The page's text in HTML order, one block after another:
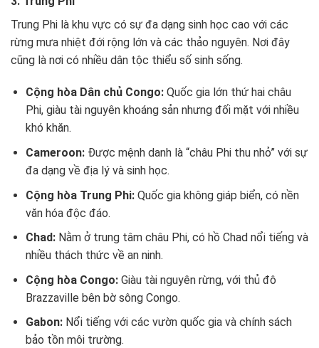
Trung Phi là khu vực có sự đa dạng sinh học cao với các
rừng mưa nhiệt đới rộng lớn và các thảo nguyên. Nơi đây
cũng là nơi có nhiều dân tộc thiểu số sinh sống.
Cộng hòa Dân chủ Congo:Quốc gia lớn thứ hai châu
Phi, giàu tài nguyên khoáng sản nhưng đối mặt với nhiều
khó khăn.
Cameroon:Được mệnh danh là “châu Phi thu nhỏ” với sự
đa dạng về địa lý và sinh học.
Cộng hòa Trung Phi:Quốc gia không giáp biển, có nền
văn hóa độc đáo.
Chad:Nằm ở trung tâm châu Phi, có hồ Chad nổi tiếng và
nhiều thách thức về an ninh.
Cộng hòa Congo:Giàu tài nguyên rừng, với thủ đô
Brazzaville bên bờ sông Congo.
Gabon:Nổi tiếng với các vườn quốc gia và chính sách
bảo tồn môi trường.